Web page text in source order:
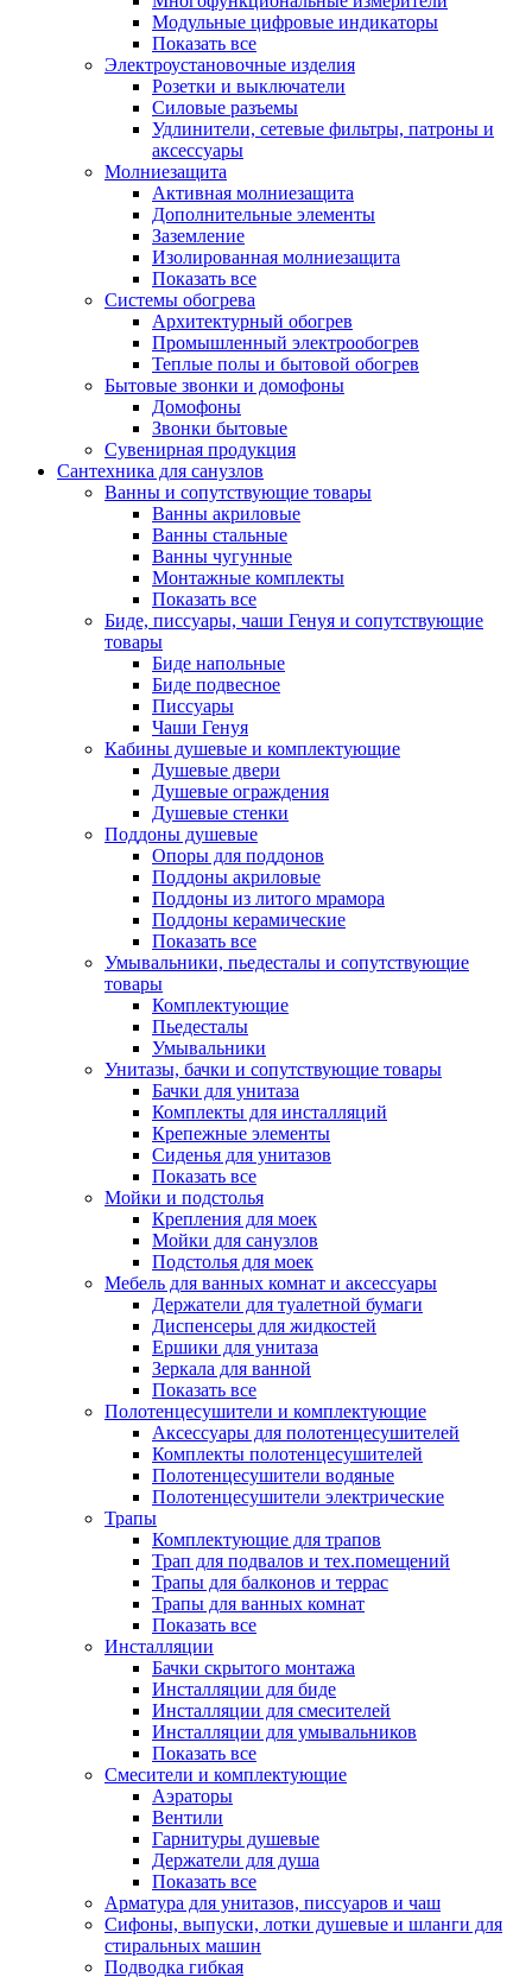
Модульные цифровые индикаторы
Показать все
Электроустановочные изделия
Розетки и выключатели
Силовые разъемы
Удлинители, сетевые фильтры, патроны и
аксессуары
Молниезащита
Активная молниезащита
Дополнительные элементы
Заземление
Изолированная молниезащита
Показать все
Системы обогрева
Архитектурный обогрев
Промышленный электрообогрев
Теплые полы и бытовой обогрев
Бытовые звонки и домофоны
Домофоны
Звонки бытовые
Сувенирная продукция
Сантехника для санузлов
Ванны и сопутствующие товары
Ванны акриловые
Ванны стальные
Ванны чугунные
Монтажные комплекты
Показать все
Биде, писсуары, чаши Генуя и сопутствующие
товары
Биде напольные
Биде подвесное
Писсуары
Чаши Генуя
Кабины душевые и комплектующие
Душевые двери
Душевые ограждения
Душевые стенки
Поддоны душевые
Опоры для поддонов
Поддоны акриловые
Поддоны из литого мрамора
Поддоны керамические
Показать все
Умывальники, пьедесталы и сопутствующие
товары
Комплектующие
Пьедесталы
Умывальники
Унитазы, бачки и сопутствующие товары
Бачки для унитаза
Комплекты для инсталляций
Крепежные элементы
Сиденья для унитазов
Показать все
Мойки и подстолья
Крепления для моек
Мойки для санузлов
Подстолья для моек
Мебель для ванных комнат и аксессуары
Держатели для туалетной бумаги
Диспенсеры для жидкостей
Ершики для унитаза
Зеркала для ванной
Показать все
Полотенцесушители и комплектующие
Аксессуары для полотенцесушителей
Комплекты полотенцесушителей
Полотенцесушители водяные
Полотенцесушители электрические
Трапы
Комплектующие для трапов
Трап для подвалов и тех.помещений
Трапы для балконов и террас
Трапы для ванных комнат
Показать все
Инсталляции
Бачки скрытого монтажа
Инсталляции для биде
Инсталляции для смесителей
Инсталляции для умывальников
Показать все
Смесители и комплектующие
Аэраторы
Вентили
Гарнитуры душевые
Держатели для душа
Показать все
Арматура для унитазов, писсуаров и чаш
Сифоны, выпуски, лотки душевые и шланги для
стиральных машин
Подводка гибкая